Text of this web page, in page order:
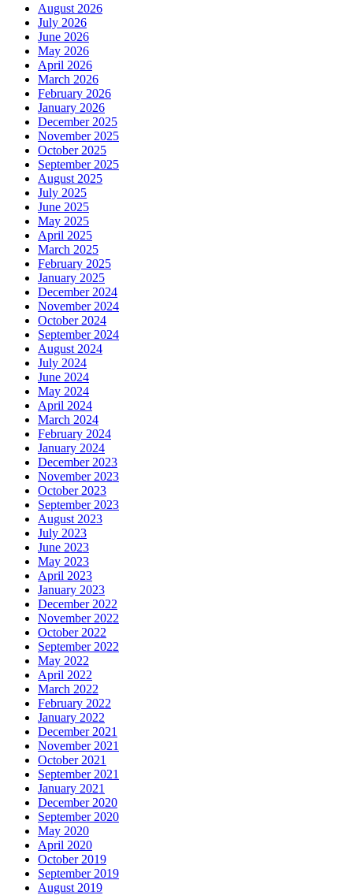
August 2026
July 2026
June 2026
May 2026
April 2026
March 2026
February 2026
January 2026
December 2025
November 2025
October 2025
September 2025
August 2025
July 2025
June 2025
May 2025
April 2025
March 2025
February 2025
January 2025
December 2024
November 2024
October 2024
September 2024
August 2024
July 2024
June 2024
May 2024
April 2024
March 2024
February 2024
January 2024
December 2023
November 2023
October 2023
September 2023
August 2023
July 2023
June 2023
May 2023
April 2023
January 2023
December 2022
November 2022
October 2022
September 2022
May 2022
April 2022
March 2022
February 2022
January 2022
December 2021
November 2021
October 2021
September 2021
January 2021
December 2020
September 2020
May 2020
April 2020
October 2019
September 2019
August 2019